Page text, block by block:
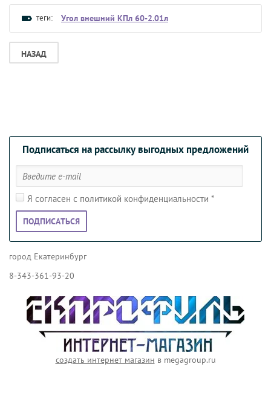
теги: Угол внешний КПл 60-2.01л
НАЗАД
Подписаться на рассылку выгодных предложений
Я согласен с политикой конфиденциальности *
ПОДПИСАТЬСЯ
город Екатеринбург
8-343-361-93-20
создать интернет магазин в megagroup.ru